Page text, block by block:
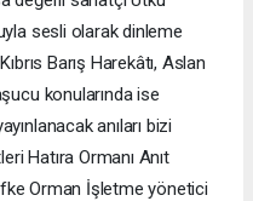
sesli olarak dinleme
Barış Harekâtı, Aslan
konularında ise
anıları bizi
Hatıra Ormanı Anıt
Orman İşletme yönetici